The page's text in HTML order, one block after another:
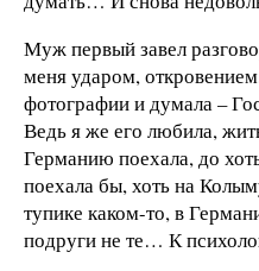
Муж первый завел
меня ударом,
фотографии и думала –
Ведь я же его любила,
Германию поехала, до
поехала бы, хоть на
тупике каком-то, в
подруги не те… К